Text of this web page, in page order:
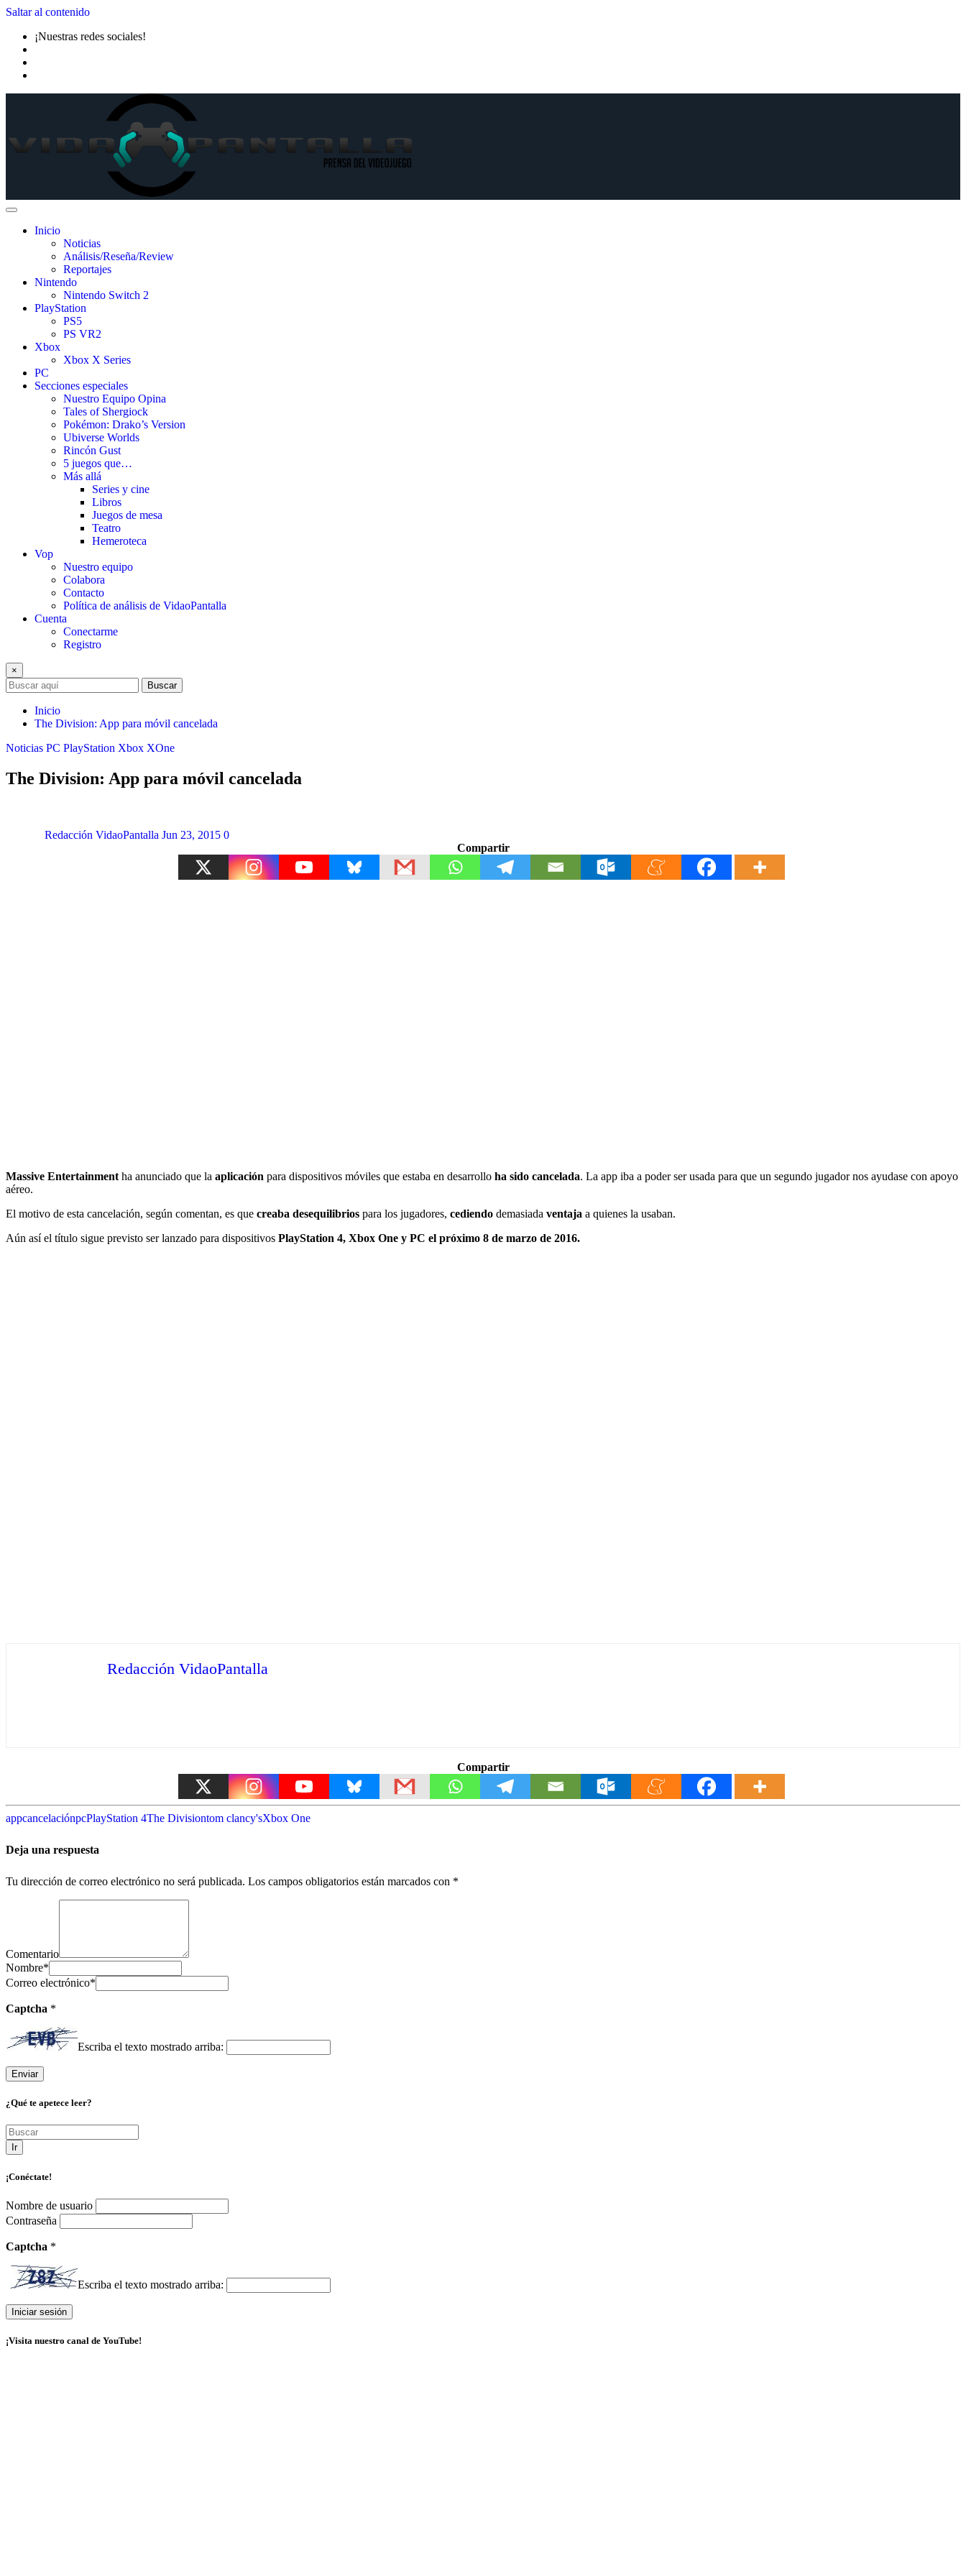
Saltar al contenido
¡Nuestras redes sociales!
Inicio
Noticias
Análisis/Reseña/Review
Reportajes
Nintendo
Nintendo Switch 2
PlayStation
PS5
PS VR2
Xbox
Xbox X Series
PC
Secciones especiales
Nuestro Equipo Opina
Tales of Shergiock
Pokémon: Drako’s Version
Ubiverse Worlds
Rincón Gust
5 juegos que…
Más allá
Series y cine
Libros
Juegos de mesa
Teatro
Hemeroteca
Vop
Nuestro equipo
Colabora
Contacto
Política de análisis de VidaoPantalla
Cuenta
Conectarme
Registro
×
Buscar
Inicio
The Division: App para móvil cancelada
Noticias PC PlayStation Xbox XOne
The Division: App para móvil cancelada
Redacción VidaoPantalla Jun 23, 2015 0
Compartir
Massive Entertainment ha anunciado que la aplicación para dispositivos móviles que estaba en desarrollo ha sido cancelada. La app iba a poder ser usada para que un segundo jugador nos ayudase con apoyo
aéreo.
El motivo de esta cancelación, según comentan, es que creaba desequilibrios para los jugadores, cediendo demasiada ventaja a quienes la usaban.
Aún así el título sigue previsto ser lanzado para dispositivos PlayStation 4, Xbox One y PC el próximo 8 de marzo de 2016.
Redacción VidaoPantalla
Compartir
appcancelaciónpcPlayStation 4The Divisiontom clancy'sXbox One
Deja una respuesta
Tu dirección de correo electrónico no será publicada. Los campos obligatorios están marcados con *
Comentario
Nombre*
Correo electrónico*
Captcha *
Escriba el texto mostrado arriba:
¿Qué te apetece leer?
Ir
¡Conéctate!
Nombre de usuario
Contraseña
Captcha *
Escriba el texto mostrado arriba:
¡Visita nuestro canal de YouTube!